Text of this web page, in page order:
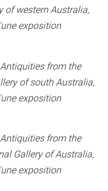
of western Australia,
exposition
from the
of south Australia,
exposition
from the
Gallery of Australia,
exposition